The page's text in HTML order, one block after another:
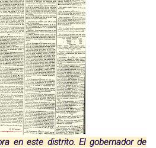
en este distrito. El gobernador de